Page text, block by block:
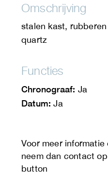
Omschrijving
stalen kast,
quartz
Functies
Chronograaf: Ja
Datum: Ja